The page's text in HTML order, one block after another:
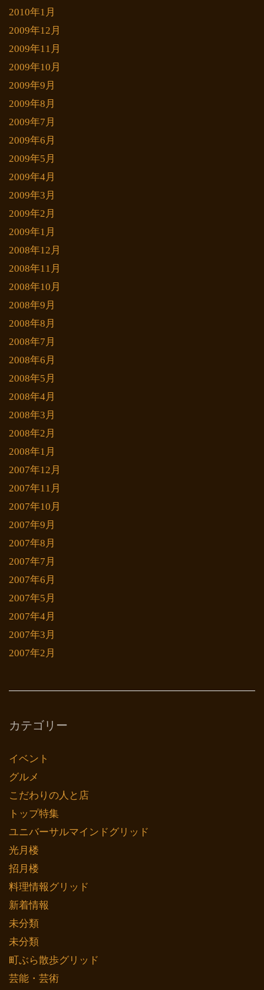
2010年1月
2009年12月
2009年11月
2009年10月
2009年9月
2009年8月
2009年7月
2009年6月
2009年5月
2009年4月
2009年3月
2009年2月
2009年1月
2008年12月
2008年11月
2008年10月
2008年9月
2008年8月
2008年7月
2008年6月
2008年5月
2008年4月
2008年3月
2008年2月
2008年1月
2007年12月
2007年11月
2007年10月
2007年9月
2007年8月
2007年7月
2007年6月
2007年5月
2007年4月
2007年3月
2007年2月
カテゴリー
イベント
グルメ
こだわりの人と店
トップ特集
ユニバーサルマインドグリッド
光月楼
招月楼
料理情報グリッド
新着情報
未分類
未分類
町ぶら散歩グリッド
芸能・芸術